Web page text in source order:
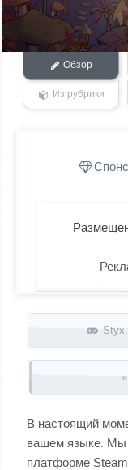
Обзор
Из рубрики
Запись навигация
В настоящий
вашем языке. Мы
платформе